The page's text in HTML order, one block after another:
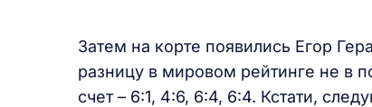
Затем на корте появились Егор
разницу в мировом рейтинге не в
счет – 6:1, 4:6, 6:4, 6:4. Кстати,